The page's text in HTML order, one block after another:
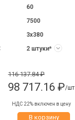
60
7500
3х380
2 штуки*
116 137.84 ₽
98 717.16 ₽/шт
НДС 22% включен в цену
В корзину